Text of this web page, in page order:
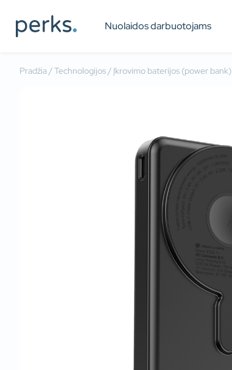
Nuolaidos darbuotojams
Pradžia/Technologijos/ Įkrovimo baterijos (power bank)